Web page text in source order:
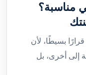
مناسبة؟
بسيطًا، لأن
إلى أخرى، بل